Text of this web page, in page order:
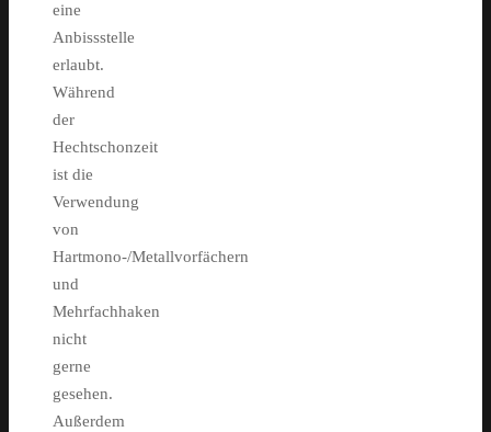
eine
Anbissstelle
erlaubt.
Während
der
Hechtschonzeit
ist die
Verwendung
von
Hartmono-/Metallvorfächern
und
Mehrfachhaken
nicht
gerne
gesehen.
Außerdem